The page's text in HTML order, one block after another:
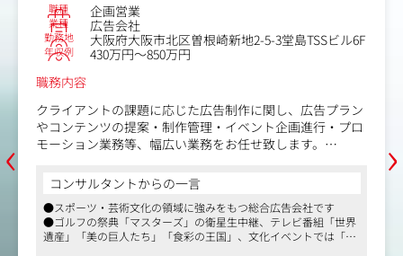
‹
職種 企画営業
業種 広告会社
勤務地 大阪府大阪市北区曽根崎新地2-5-3堂島TSSビル6F
年収例
430万円～850万円
職務内容
クライアントの課題に応じた広告制作に関し、広告プラン
やコンテンツの提案・制作管理・イベント企画進行・プロ
モーション業務等、幅広い業務をお任せ致します。
＜具体的な業務＞
・ヒアリング（課題解決や潜在ニーズの発見）
・企画（社内外の関係者と連携しプレゼン資料作成）
・実行（予算や時間の管理まで。アイディアを形にしま
す）
コンサルタントからの一言
●スポーツ・芸術文化の領域に強みをもつ総合広告会社です
●ゴルフの祭典「マスターズ」の衛星生中継、テレビ番組「世界
遺産」「美の巨人たち」「食彩の王国」、文化イベントでは「ウ
›